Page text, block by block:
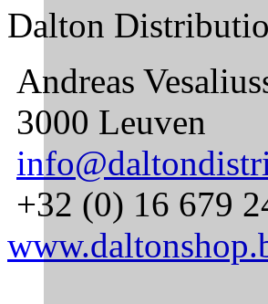
Dalton
Andreas
3000 Leuven
+32 (0) 16 679